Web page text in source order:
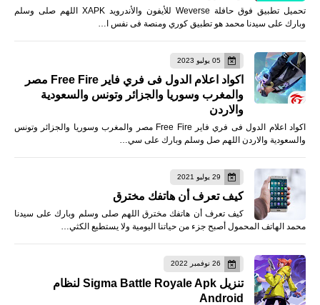
تحميل تطبيق فوق حافلة Weverse للأيفون والأندرويد XAPK اللهم صلى وسلم
وبارك على سيدنا محمد هو تطبيق كوري ومنصة فى نفس ا…
05 يوليو 2023
اكواد اعلام الدول فى فري فاير Free Fire مصر
والمغرب وسوريا والجزائر وتونس والسعودية
والاردن
اكواد اعلام الدول فى فري فاير Free Fire مصر والمغرب وسوريا والجزائر وتونس
والسعودية والاردن اللهم صل وسلم وبارك على سي…
29 يوليو 2021
كيف تعرف أن هاتفك مخترق
كيف تعرف أن هاتفك مخترق اللهم صلى وسلم وبارك على سيدنا
محمد الهاتف المحمول أصبح جزء من حياتنا اليومية ولا يستطيع الكثي…
26 نوفمبر 2022
تنزيل Sigma Battle Royale Apk لنظام
Android